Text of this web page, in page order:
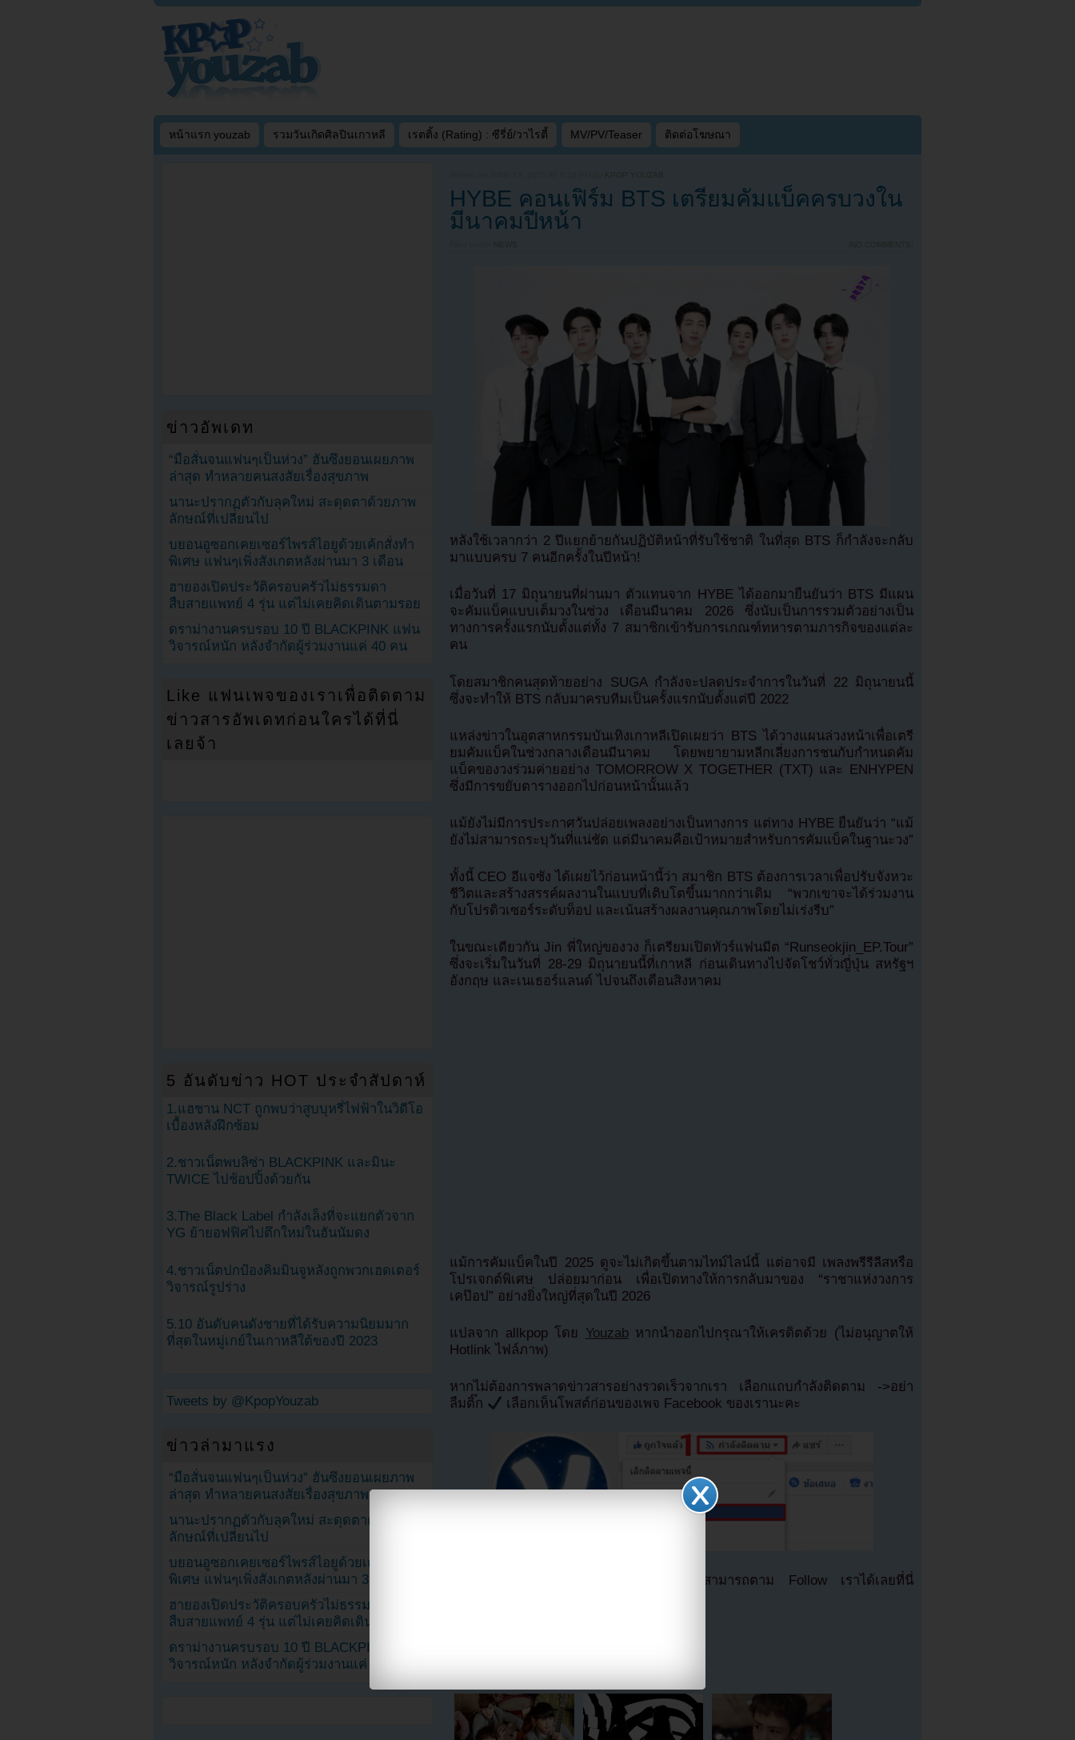
หน้าแรก youzab รวมวันเกิดศิลปินเกาหลี เรตติ้ง (Rating) : ซีรี่ย์/วาไรตี้ MV/PV/Teaser ติดต่อโฆษณา
KPOP YOUZAB
HYBE คอนเฟิร์ม BTS เตรียมคัมแบ็คครบวงใน
มีนาคมปีหน้า
NEWS NO COMMENTS
หลังใช้เวลากว่า 2 ปีแยกย้ายกันปฏิบัติหน้าที่รับใช้ชาติ ในที่สุด BTS ก็กำลังจะกลับ
มาแบบครบ 7 คนอีกครั้งในปีหน้า!
เมื่อวันที่ 17 มิถุนายนที่ผ่านมา ตัวแทนจาก HYBE ได้ออกมายืนยันว่า BTS มีแผน
จะคัมแบ็คแบบเต็มวงในช่วง เดือนมีนาคม 2026 ซึ่งนับเป็นการรวมตัวอย่างเป็น
ทางการครั้งแรกนับตั้งแต่ทั้ง 7 สมาชิกเข้ารับการเกณฑ์ทหารตามภารกิจของแต่ละ
คน
โดยสมาชิกคนสุดท้ายอย่าง SUGA กำลังจะปลดประจำการในวันที่ 22 มิถุนายนนี้
ซึ่งจะทำให้ BTS กลับมาครบทีมเป็นครั้งแรกนับตั้งแต่ปี 2022
แหล่งข่าวในอุตสาหกรรมบันเทิงเกาหลีเปิดเผยว่า BTS ได้วางแผนล่วงหน้าเพื่อเตรี
ยมคัมแบ็คในช่วงกลางเดือนมีนาคม โดยพยายามหลีกเลี่ยงการชนกับกำหนดคัม
แบ็คของวงร่วมค่ายอย่าง TOMORROW X TOGETHER (TXT) และ ENHYPEN
ซึ่งมีการขยับตารางออกไปก่อนหน้านั้นแล้ว
แม้ยังไม่มีการประกาศวันปล่อยเพลงอย่างเป็นทางการ แต่ทาง HYBE ยืนยันว่า “แม้
ยังไม่สามารถระบุวันที่แน่ชัด แต่มีนาคมคือเป้าหมายสำหรับการคัมแบ็คในฐานะวง”
ทั้งนี้ CEO อีแจซัง ได้เผยไว้ก่อนหน้านี้ว่า สมาชิก BTS ต้องการเวลาเพื่อปรับจังหวะ
ชีวิตและสร้างสรรค์ผลงานในแบบที่เติบโตขึ้นมากกว่าเดิม “พวกเขาจะได้ร่วมงาน
กับโปรดิวเซอร์ระดับท็อป และเน้นสร้างผลงานคุณภาพโดยไม่เร่งรีบ”
ในขณะเดียวกัน Jin พี่ใหญ่ของวง ก็เตรียมเปิดทัวร์แฟนมีต “Runseokjin_EP.Tour”
ซึ่งจะเริ่มในวันที่ 28-29 มิถุนายนนี้ที่เกาหลี ก่อนเดินทางไปจัดโชว์ทั่วญี่ปุ่น สหรัฐฯ
อังกฤษ และเนเธอร์แลนด์ ไปจนถึงเดือนสิงหาคม
แม้การคัมแบ็คในปี 2025 ดูจะไม่เกิดขึ้นตามไทม์ไลน์นี้ แต่อาจมี เพลงพรีรีลีสหรือ
โปรเจกต์พิเศษ ปล่อยมาก่อน เพื่อเปิดทางให้การกลับมาของ “ราชาแห่งวงการ
เคป๊อป” อย่างยิ่งใหญ่ที่สุดในปี 2026
แปลจาก allkpop โดย Youzabหากนำออกไปกรุณาให้เครดิตด้วย (ไม่อนุญาตให้
Hotlink ไฟล์ภาพ)
หากไม่ต้องการพลาดข่าวสารอย่างรวดเร็วจากเรา เลือกแถบกำลังติดตาม ->อย่า
ลืมติ๊ก
เลือกเห็นโพสต์ก่อนของเพจ Facebook ของเรานะคะ
ตอนนี้แฟนๆสามารถติดตามเราได้อีกช่องทางสามารถตาม Follow เราได้เลยที่นี่
ข่าวอัพเดท
“มือสั่นจนแฟนๆเป็นห่วง” ฮันซึงยอนเผยภาพ
ล่าสุด ทำหลายคนสงสัยเรื่องสุขภาพ
นานะปรากฏตัวกับลุคใหม่ สะดุดตาด้วยภาพ
ลักษณ์ที่เปลี่ยนไป
บยอนอูซอกเคยเซอร์ไพรส์ไอยูด้วยเค้กสั่งทำ
พิเศษ แฟนๆเพิ่งสังเกตหลังผ่านมา 3 เดือน
ฮายองเปิดประวัติครอบครัวไม่ธรรมดา
สืบสายแพทย์ 4 รุ่น แต่ไม่เคยคิดเดินตามรอย
ดราม่างานครบรอบ 10 ปี BLACKPINK แฟน
วิจารณ์หนัก หลังจำกัดผู้ร่วมงานแค่ 40 คน
Like แฟนเพจของเราเพื่อติดตาม
ข่าวสารอัพเดทก่อนใครได้ที่นี่
เลยจ้า
5 อันดับข่าว HOT ประจำสัปดาห์
1.แฮชาน NCT ถูกพบว่าสูบบุหรี่ไฟฟ้าในวิดีโอ
เบื้องหลังฝึกซ้อม
2.ชาวเน็ตพบลิซ่า BLACKPINK และมินะ
TWICE ไปช้อปปิ้งด้วยกัน
3.The Black Label กำลังเล็งที่จะแยกตัวจาก
YG ย้ายอฟฟิศไปตึกใหม่ในฮันนัมดง
4.ชาวเน็ตปกป้องคิมมินจูหลังถูกพวกเฮดเตอร์
วิจารณ์รูปร่าง
5.10 อันดับคนดังชายที่ได้รับความนิยมมาก
ที่สุดในหมู่เกย์ในเกาหลีใต้ของปี 2023
Tweets by @KpopYouzab
ข่าวล่ามาแรง
“มือสั่นจนแฟนๆเป็นห่วง” ฮันซึงยอนเผยภาพ
ล่าสุด ทำหลายคนสงสัยเรื่องสุขภาพ
นานะปรากฏตัวกับลุคใหม่ สะดุดตาด้วยภาพ
ลักษณ์ที่เปลี่ยนไป
บยอนอูซอกเคยเซอร์ไพรส์ไอยูด้วยเค้กสั่งทำ
พิเศษ แฟนๆเพิ่งสังเกตหลังผ่านมา 3 เดือน
ฮายองเปิดประวัติครอบครัวไม่ธรรมดา
สืบสายแพทย์ 4 รุ่น แต่ไม่เคยคิดเดินตามรอย
ดราม่างานครบรอบ 10 ปี BLACKPINK แฟน
วิจารณ์หนัก หลังจำกัดผู้ร่วมงานแค่ 40 คน